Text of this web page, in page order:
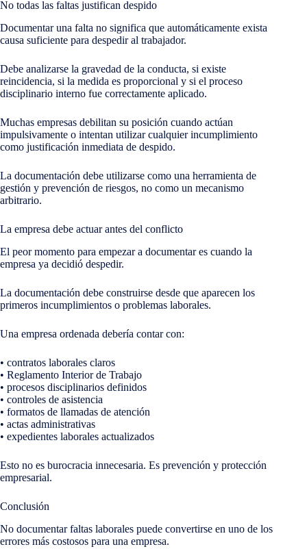
No todas las faltas justifican despido
Documentar una falta no significa que automáticamente exista
causa suficiente para despedir al trabajador.
Debe analizarse la gravedad de la conducta, si existe
reincidencia, si la medida es proporcional y si el proceso
disciplinario interno fue correctamente aplicado.
Muchas empresas debilitan su posición cuando actúan
impulsivamente o intentan utilizar cualquier incumplimiento
como justificación inmediata de despido.
La documentación debe utilizarse como una herramienta de
gestión y prevención de riesgos, no como un mecanismo
arbitrario.
La empresa debe actuar antes del conflicto
El peor momento para empezar a documentar es cuando la
empresa ya decidió despedir.
La documentación debe construirse desde que aparecen los
primeros incumplimientos o problemas laborales.
Una empresa ordenada debería contar con:
• contratos laborales claros
• Reglamento Interior de Trabajo
• procesos disciplinarios definidos
• controles de asistencia
• formatos de llamadas de atención
• actas administrativas
• expedientes laborales actualizados
Esto no es burocracia innecesaria. Es prevención y protección
empresarial.
Conclusión
No documentar faltas laborales puede convertirse en uno de los
errores más costosos para una empresa.